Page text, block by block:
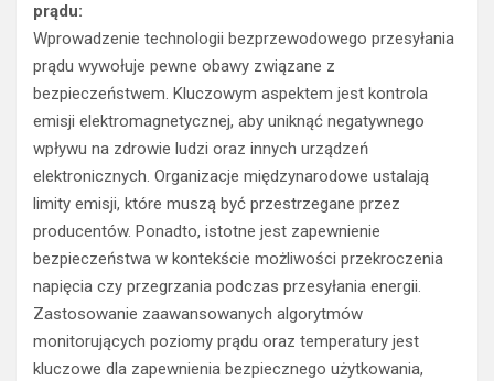
prądu:
Wprowadzenie technologii bezprzewodowego przesyłania
prądu wywołuje pewne obawy związane z
bezpieczeństwem. Kluczowym aspektem jest kontrola
emisji elektromagnetycznej, aby uniknąć negatywnego
wpływu na zdrowie ludzi oraz innych urządzeń
elektronicznych. Organizacje międzynarodowe ustalają
limity emisji, które muszą być przestrzegane przez
producentów. Ponadto, istotne jest zapewnienie
bezpieczeństwa w kontekście możliwości przekroczenia
napięcia czy przegrzania podczas przesyłania energii.
Zastosowanie zaawansowanych algorytmów
monitorujących poziomy prądu oraz temperatury jest
kluczowe dla zapewnienia bezpiecznego użytkowania,